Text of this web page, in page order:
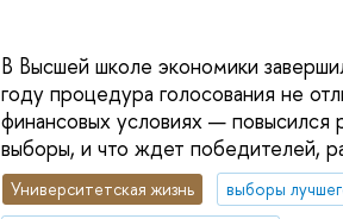
В Высшей школе экономики
году процедура голосования не
финансовых условиях —
выборы, и что ждет победителей,
Университетская жизнь
выборы